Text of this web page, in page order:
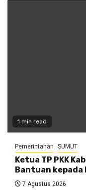
1 min read
Pemerintahan SUMUT
Ketua TP PKK
Bantuan
7 Agustus 2026